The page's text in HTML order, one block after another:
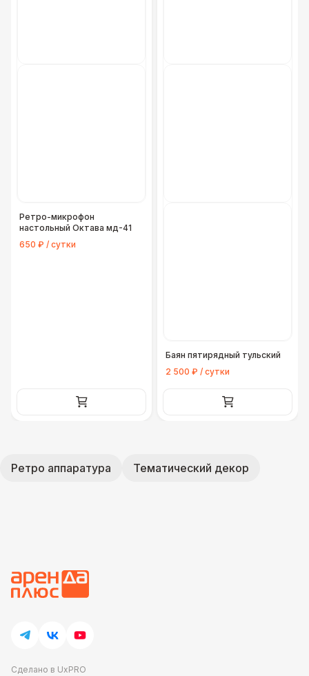
Ретро-микрофон
настольный Октава мд-41
650 ₽ / сутки
Баян пятирядный тульский
2 500 ₽ / сутки
Ретро аппаратура Тематический декор
Сделано в UxPRO